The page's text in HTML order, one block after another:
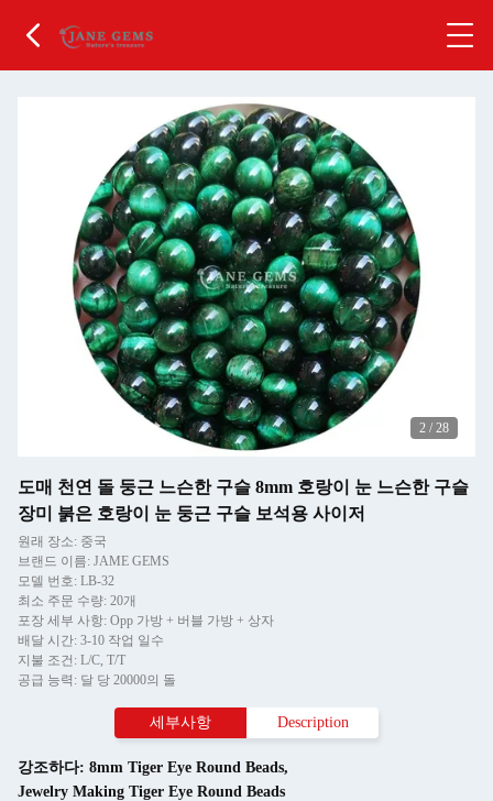
2 / 28
도매 천연 돌 둥근 느슨한 구슬 8mm 호랑이 눈 느슨한 구슬
장미 붉은 호랑이 눈 둥근 구슬 보석용 사이저
원래 장소: 중국
브랜드 이름: JAME GEMS
모델 번호: LB-32
최소 주문 수량: 20개
포장 세부 사항: Opp 가방 + 버블 가방 + 상자
배달 시간: 3-10 작업 일수
지불 조건: L/C, T/T
공급 능력: 달 당 20000의 돌
세부사항 Description
강조하다: 8mm Tiger Eye Round Beads,
Jewelry Making Tiger Eye Round Beads